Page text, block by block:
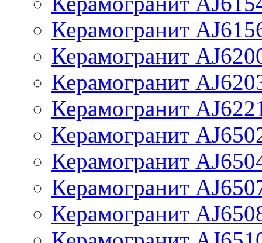
Керамогранит
Керамогранит
Керамогранит
Керамогранит
Керамогранит
Керамогранит
Керамогранит
Керамогранит